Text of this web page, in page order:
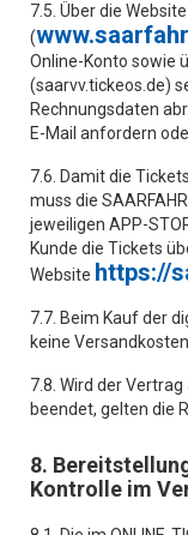
7.5. Über die
(
Online-Konto sowie
(saarvv.tickeos.de)
Rechnungsdaten
E-Mail anfordern
7.6. Damit die
muss die
jeweiligen APP-
Kunde die Tickets
Website https://
7.7. Beim Kauf der
keine Versandkosten
7.8. Wird der
beendet, gelten die
8.
Kontrolle im